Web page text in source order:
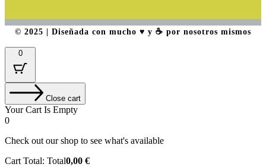
© 2025 | Diseñada con mucho ♥️ y ☕ por nosotros mismos
0
Close cart
Your Cart Is Empty
0
Check out our shop to see what's available
Cart Total: Total0,00 €